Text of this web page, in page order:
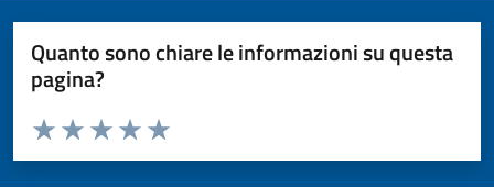
Quanto sono chiare le informazioni su questa
pagina?
Valuta da 1 a 5 stelle la pagina
Valuta 5 stelle su 5
Valuta 4 stelle su 5
Valuta 3 stelle su 5
Valuta 2 stelle su 5
Valuta 1 stelle su 5